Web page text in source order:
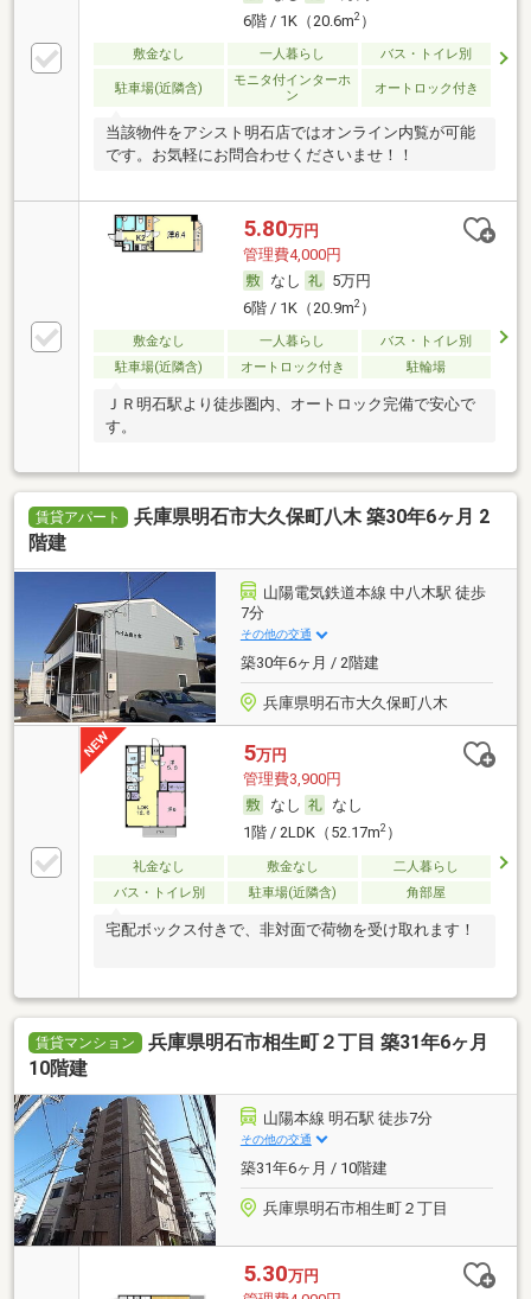
6階 / 1K（20.6m2）
敷金なし 一人暮らし バス・トイレ別
駐車場(近隣含)
モニタ付インターホ
ン
オートロック付き
当該物件をアシスト明石店ではオンライン内覧が可能
です。お気軽にお問合わせくださいませ！！
5.80万円
管理費4,000円
なし
5万円
6階 / 1K（20.9m2）
敷金なし 一人暮らし
バス・トイレ別
駐車場(近隣含)
オートロック付き 駐輪場
ＪＲ明石駅より徒歩圏内、オートロック完備で安心で
す。
賃貸アパート
兵庫県明石市大久保町八木 築30年6ヶ月 2
階建
山陽電気鉄道本線 中八木駅 徒歩
7分
その他の交通
築30年6ヶ月 / 2階建
兵庫県明石市大久保町八木
5万円
管理費3,900円
なし
なし
1階 / 2LDK（52.17m2）
礼金なし 敷金なし
二人暮らし
バス・トイレ別
駐車場(近隣含) 角部屋
宅配ボックス付きで、非対面で荷物を受け取れます！
賃貸マンション
兵庫県明石市相生町２丁目 築31年6ヶ月
10階建
山陽本線 明石駅 徒歩7分
その他の交通
築31年6ヶ月 / 10階建
兵庫県明石市相生町２丁目
5.30万円